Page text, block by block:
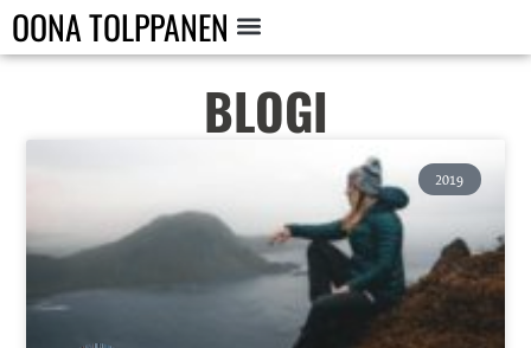
OONA TOLPPANEN
BLOGI
2019